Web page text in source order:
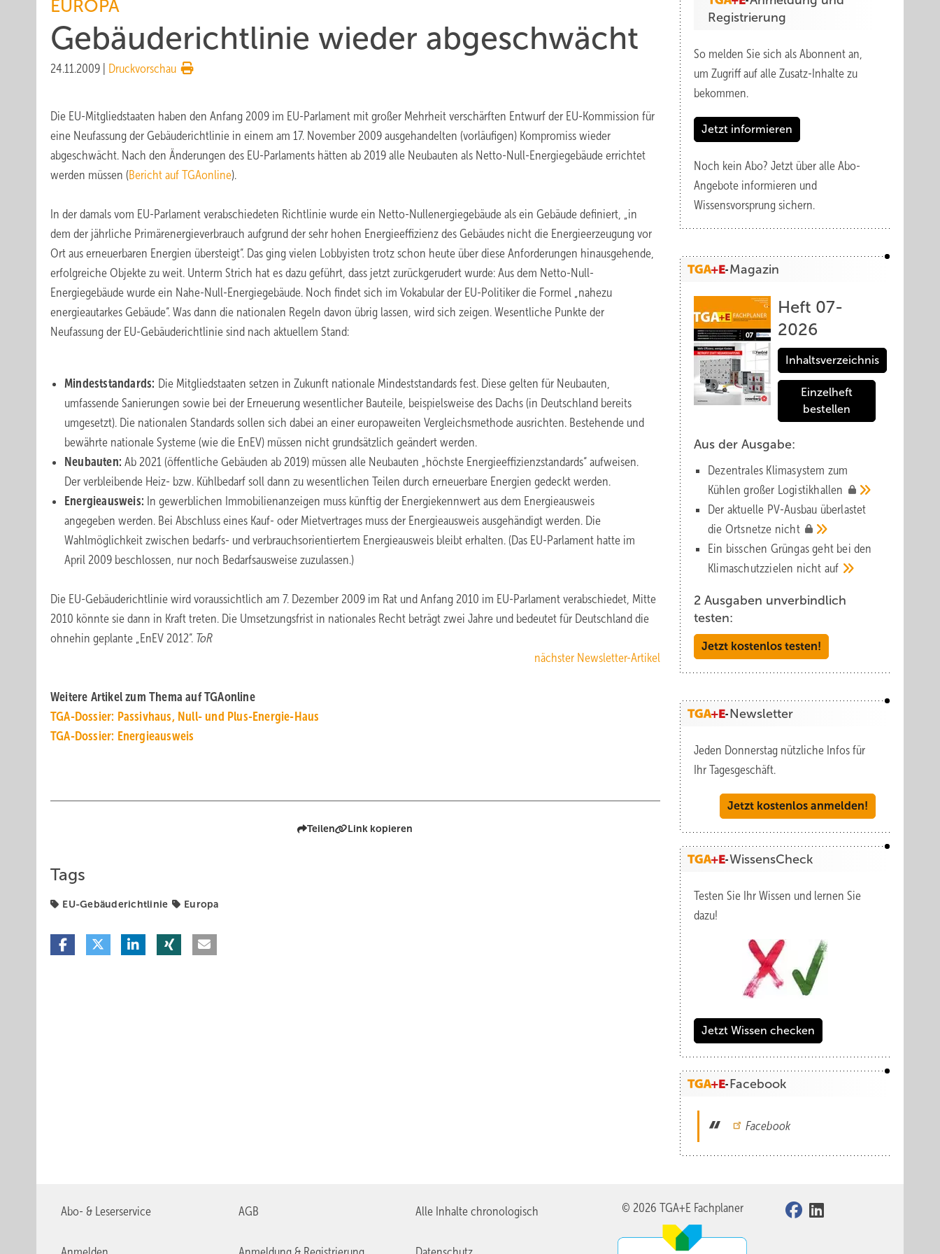
EUROPA
Gebäuderichtlinie wieder abgeschwächt
24.11.2009 Druckvorschau
Die EU-Mitgliedstaaten haben den Anfang 2009 im EU-Parlament mit großer Mehrheit verschärften Entwurf der EU-Kommission für
eine Neufassung der Gebäuderichtlinie in einem am 17. November 2009 ausgehandelten (vorläufigen) Kompromiss wieder
abgeschwächt. Nach den Änderungen des EU-Parlaments hätten ab 2019 alle Neubauten als Netto-Null-Energiegebäude errichtet
werden müssen (Bericht auf TGAonline).
In der damals vom EU-Parlament verabschiedeten Richtlinie wurde ein Netto-Nullenergiegebäude als ein Gebäude definiert, „in
dem der jährliche Primärenergieverbrauch aufgrund der sehr hohen Energieeffizienz des Gebäudes nicht die Energieerzeugung vor
Ort aus erneuerbaren Energien übersteigt“. Das ging vielen Lobbyisten trotz schon heute über diese Anforderungen hinausgehende,
erfolgreiche Objekte zu weit. Unterm Strich hat es dazu geführt, dass jetzt zurückgerudert wurde: Aus dem Netto-Null-
Energiegebäude wurde ein Nahe-Null-Energiegebäude. Noch findet sich im Vokabular der EU-Politiker die Formel „nahezu
energieautarkes Gebäude“. Was dann die nationalen Regeln davon übrig lassen, wird sich zeigen. Wesentliche Punkte der
Neufassung der EU-Gebäuderichtlinie sind nach aktuellem Stand:
Mindeststandards: Die Mitgliedstaaten setzen in Zukunft nationale Mindeststandards fest. Diese gelten für Neubauten,
umfassende Sanierungen sowie bei der Erneuerung wesentlicher Bauteile, beispielsweise des Dachs (in Deutschland bereits
umgesetzt). Die nationalen Standards sollen sich dabei an einer europaweiten Vergleichsmethode ausrichten. Bestehende und
bewährte nationale Systeme (wie die EnEV) müssen nicht grundsätzlich geändert werden.
Neubauten:Ab 2021 (öffentliche Gebäuden ab 2019) müssen alle Neubauten „höchste Energieeffizienzstandards“ aufweisen.
Der verbleibende Heiz- bzw. Kühlbedarf soll dann zu wesentlichen Teilen durch erneuerbare Energien gedeckt werden.
Energieausweis: In gewerblichen Immobilienanzeigen muss künftig der Energiekennwert aus dem Energieausweis
angegeben werden. Bei Abschluss eines Kauf- oder Mietvertrages muss der Energieausweis ausgehändigt werden. Die
Wahlmöglichkeit zwischen bedarfs- und verbrauchsorientiertem Energieausweis bleibt erhalten. (Das EU-Parlament hatte im
April 2009 beschlossen, nur noch Bedarfsausweise zuzulassen.)
Die EU-Gebäuderichtlinie wird voraussichtlich am 7. Dezember 2009 im Rat und Anfang 2010 im EU-Parlament verabschiedet, Mitte
2010 könnte sie dann in Kraft treten. Die Umsetzungsfrist in nationales Recht beträgt zwei Jahre und bedeutet für Deutschland die
ohnehin geplante „EnEV 2012“. ToR
nächster Newsletter-Artikel
Weitere Artikel zum Thema auf TGAonline
TGA-Dossier: Passivhaus, Null- und Plus-Energie-Haus
TGA-Dossier: Energieausweis
Teilen Link kopieren
Tags
EU-Gebäuderichtlinie Europa
Registrierung
So melden Sie sich als Abonnent an,
um Zugriff auf alle Zusatz-Inhalte zu
bekommen.
Jetzt informieren
Noch kein Abo? Jetzt über alle Abo-
Angebote informieren und
Wissensvorsprung sichern.
Magazin
Heft 07-
2026
Inhaltsverzeichnis
Einzelheft
bestellen
Aus der Ausgabe:
Dezentrales Klimasystem zum
Kühlen großer Logistik­hallen
Der aktuelle PV-Ausbau über­lastet
die Orts­netze nicht
Ein bisschen Grüngas geht bei den
Klima­schutz­zielen nicht auf
2 Ausgaben unverbindlich
testen:
Jetzt kostenlos testen!
Newsletter
Jeden Donnerstag nützliche Infos für
Ihr Tagesgeschäft.
Jetzt kostenlos anmelden!
WissensCheck
Testen Sie Ihr Wissen und lernen Sie
dazu!
Jetzt Wissen checken
Facebook
Facebook
Abo- & Leserservice AGB Alle Inhalte chronologisch © 2026 TGA+E Fachplaner